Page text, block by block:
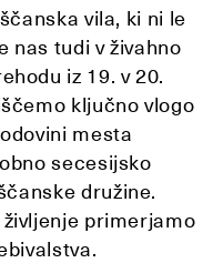
vila, ki ni le
nas tudi v živahno
iz 19. v 20.
ključno vlogo
mesta
secesijsko
družine.
primerjamo